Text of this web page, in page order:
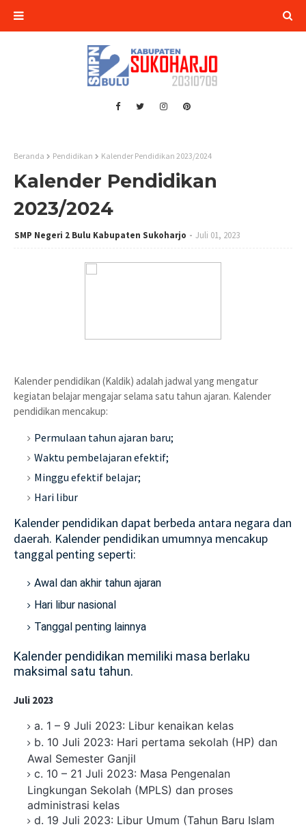
Beranda Pendidikan Kalender Pendidikan 2023/2024
Kalender Pendidikan
2023/2024
SMP Negeri 2 Bulu Kabupaten Sukoharjo Juli 01, 2023
Kalender pendidikan (Kaldik) adalah jadwal yang mengatur
kegiatan belajar mengajar selama satu tahun ajaran. Kalender
pendidikan mencakup:
Permulaan tahun ajaran baru;
Waktu pembelajaran efektif;
Minggu efektif belajar;
Hari libur
Kalender pendidikan dapat berbeda antara negara dan
daerah. Kalender pendidikan umumnya mencakup
tanggal penting seperti:
Awal dan akhir tahun ajaran
Hari libur nasional
Tanggal penting lainnya
Kalender pendidikan memiliki masa berlaku
maksimal satu tahun.
Juli 2023
a. 1 – 9 Juli 2023: Libur kenaikan kelas
b. 10 Juli 2023: Hari pertama sekolah (HP) dan
Awal Semester Ganjil
c. 10 – 21 Juli 2023: Masa Pengenalan
Lingkungan Sekolah (MPLS) dan proses
administrasi kelas
d. 19 Juli 2023: Libur Umum (Tahun Baru Islam